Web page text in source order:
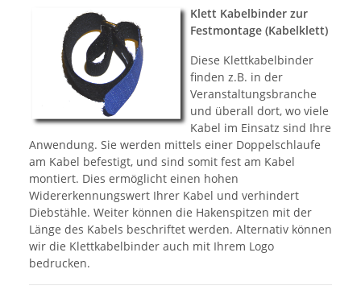
Klett Kabelbinder zur
Festmontage (Kabelklett)
Diese Klettkabelbinder
finden z.B. in der
Veranstaltungsbranche
und überall dort, wo viele
Kabel im Einsatz sind Ihre
Anwendung. Sie werden mittels einer Doppelschlaufe
am Kabel befestigt, und sind somit fest am Kabel
montiert. Dies ermöglicht einen hohen
Widererkennungswert Ihrer Kabel und verhindert
Diebstähle. Weiter können die Hakenspitzen mit der
Länge des Kabels beschriftet werden. Alternativ können
wir die Klettkabelbinder auch mit Ihrem Logo
bedrucken.